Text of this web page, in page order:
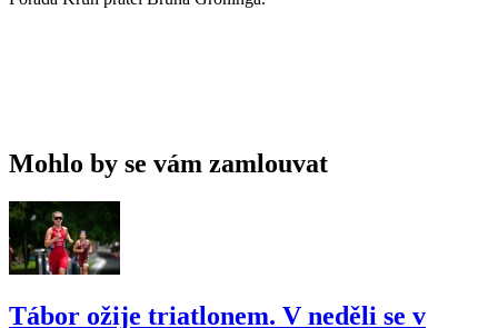
Mohlo by se vám zamlouvat
Tábor ožije triatlonem. V neděli se v